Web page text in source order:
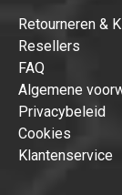
Retourneren &
Resellers
FAQ
Algemene
Privacybeleid
Cookies
Klantenservice